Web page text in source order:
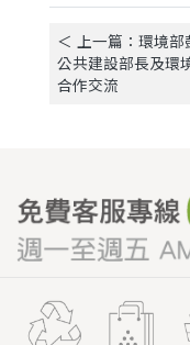
＜ 上一篇：環境
公共建設部長及環
合作交流